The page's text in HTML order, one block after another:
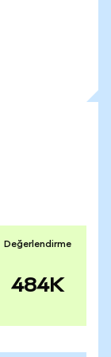
Değerlendirme
484K